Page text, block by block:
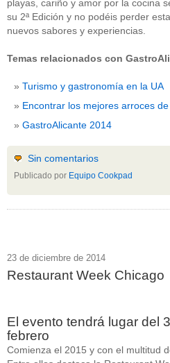
playas, cariño y amor por la cocina
su 2ª Edición y no podéis perder
nuevos sabores y experiencias.
Temas relacionados con
Turismo y gastronomía en la UA
Encontrar los mejores arroces
GastroAlicante 2014
Sin comentarios
Publicado por Equipo Cookpad
23 de diciembre de 2014
Restaurant Week Chicago
El evento tendrá lugar del
febrero
Comienza el 2015 y con el multitud